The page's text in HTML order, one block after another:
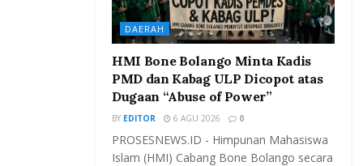
DAERAH
HMI Bone Bolango Minta Kadis
PMD dan Kabag ULP Dicopot atas
Dugaan “Abuse of Power”
BY EDITOR 6 AGU 2026 0
PROSESNEWS.ID - Himpunan Mahasiswa
Islam (HMI) Cabang Bone Bolango secara